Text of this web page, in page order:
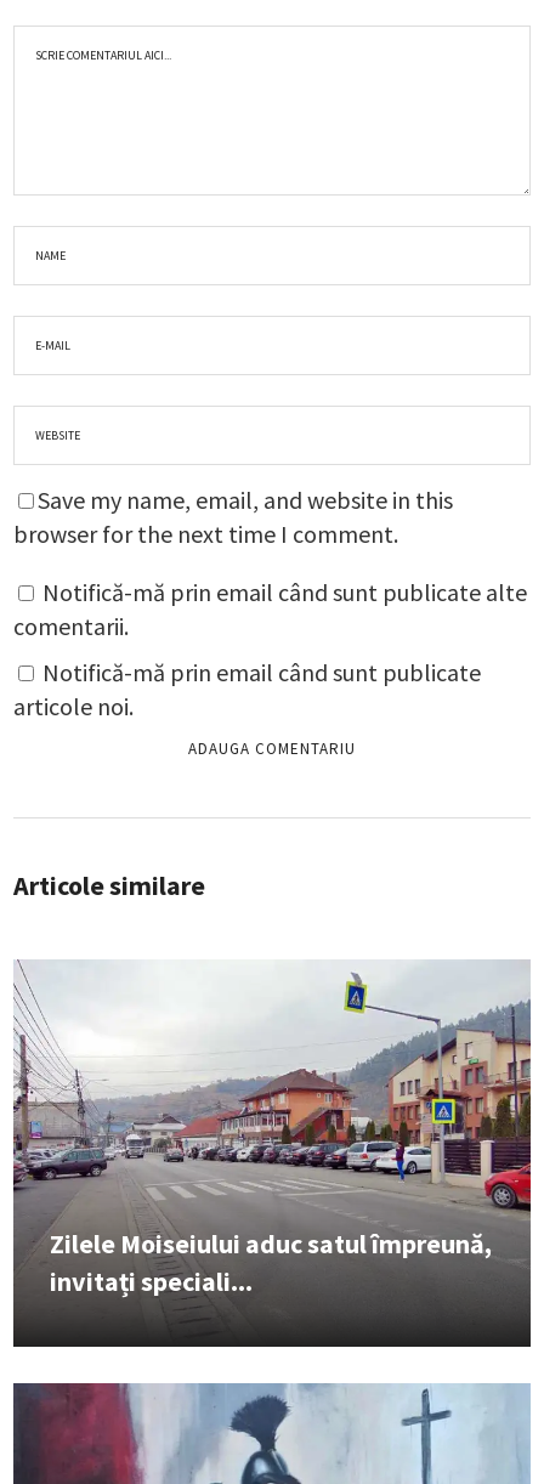
Save my name, email, and website in this
browser for the next time I comment.
Notifică-mă prin email când sunt publicate alte
comentarii.
Notifică-mă prin email când sunt publicate
articole noi.
Articole similare
Zilele Moiseiului aduc satul împreună,
invitați speciali...